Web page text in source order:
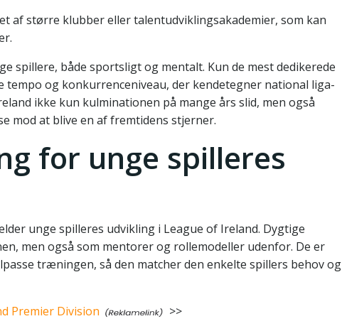
af større klubber eller talentudviklingsakademier, som kan
spillere, både sportsligt og mentalt. Kun de mest dedikerede
og konkurrenceniveau, der kendetegner national liga-
ikke kun kulminationen på mange års slid, men også
mod at blive en af fremtidens stjerner.
for unge spilleres
unge spilleres udvikling i League of Ireland. Dygtige
men også som mentorer og rollemodeller udenfor. De er
træningen, så den matcher den enkelte spillers behov og
Premier Division
>>